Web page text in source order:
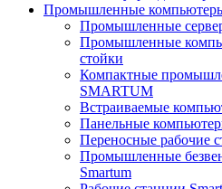
Промышленные
Промышленные
Промышленные
стойки
Компактные
SMARTUM
Встраиваемые
Панельные
Переносные рабочие
Промышленные
Smartum